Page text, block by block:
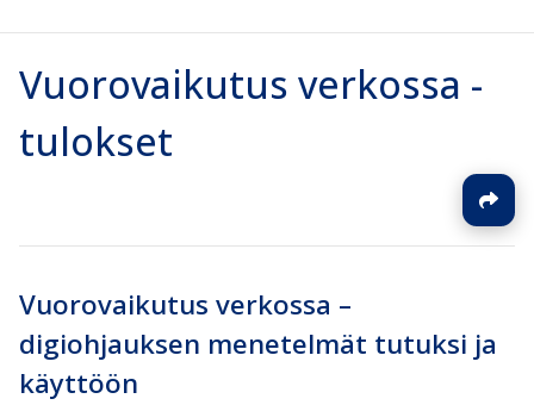
Vuorovaikutus verkossa -
tulokset
Vuorovaikutus verkossa –
digiohjauksen menetelmät tutuksi ja
käyttöön